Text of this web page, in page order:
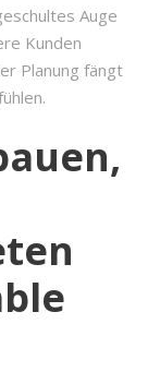
Auge
Kunden
Planung fängt